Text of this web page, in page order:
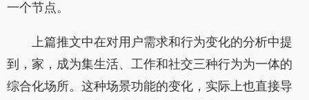
一个节点。
上篇推文中在对用户需求和行为变化的分析中提
到，家，成为集生活、工作和社交三种行为为一体的
综合化场所。这种场景功能的变化，实际上也直接导